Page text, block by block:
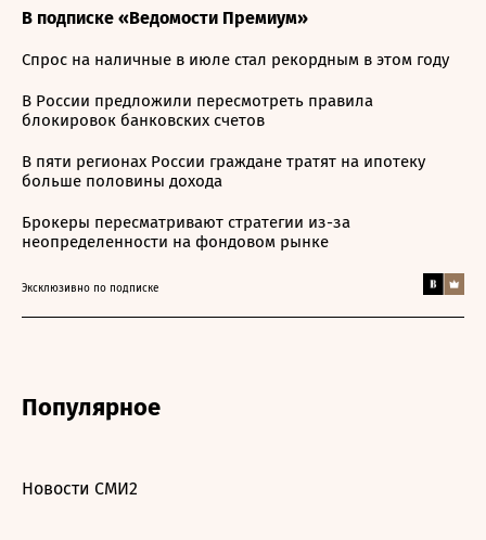
В подписке «Ведомости Премиум»
Спрос на наличные в июле стал рекордным в этом году
В России предложили пересмотреть правила
блокировок банковских счетов
В пяти регионах России граждане тратят на ипотеку
больше половины дохода
Брокеры пересматривают стратегии из-за
неопределенности на фондовом рынке
Эксклюзивно по подписке
Популярное
Новости СМИ2